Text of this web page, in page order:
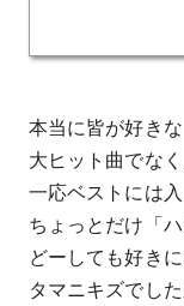
本当に皆が好きな
大ヒット曲でなく
一応ベストには
ちょっとだけ「
どーしても好き
タマニキズでした